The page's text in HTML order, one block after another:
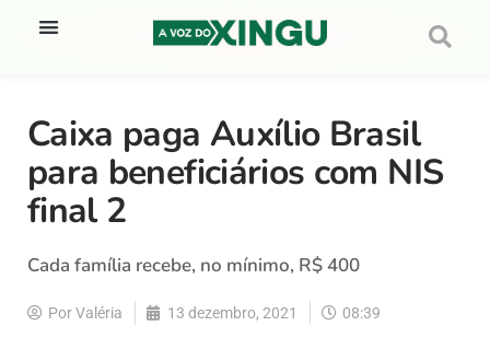
Caixa paga Auxílio Brasil
para beneficiários com NIS
final 2
Cada família recebe, no mínimo, R$ 400
PorValéria 13 dezembro, 2021 08:39